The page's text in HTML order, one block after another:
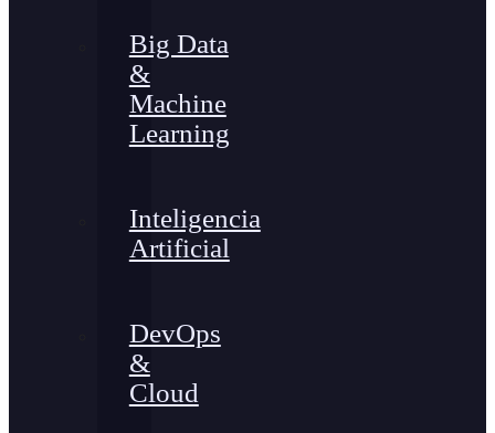
Big Data
&
Machine
Learning
Inteligencia
Artificial
DevOps
&
Cloud